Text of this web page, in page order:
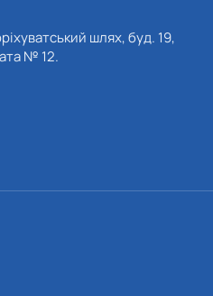
шлях, буд. 19,
№ 12.